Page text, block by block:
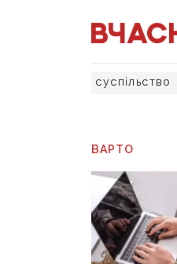
суспільство
ВАРТО